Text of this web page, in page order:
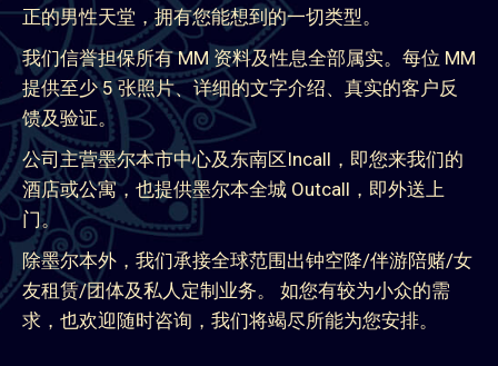
正的男性天堂，拥有您能想到的一切类型。
我们信誉担保所有 MM 资料及性息全部属实。每位 MM
提供至少 5 张照片、详细的文字介绍、真实的客户反
馈及验证。
公司主营墨尔本市中心及东南区Incall，即您来我们的
酒店或公寓，也提供墨尔本全城 Outcall，即外送上
门。
除墨尔本外，我们承接全球范围出钟空降/伴游陪赌/女
友租赁/团体及私人定制业务。 如您有较为小众的需
求，也欢迎随时咨询，我们将竭尽所能为您安排。